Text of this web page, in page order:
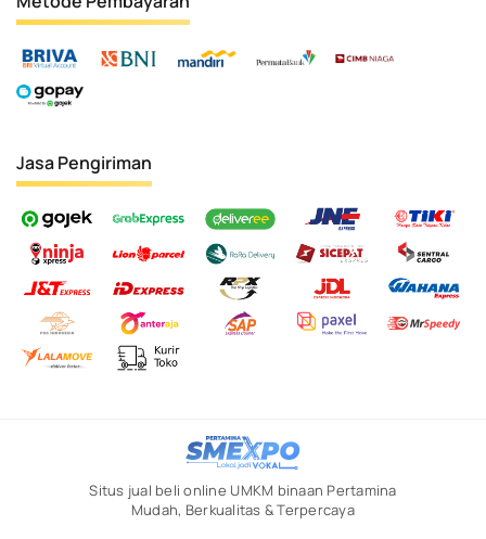
Jasa Pengiriman
Situs jual beli online UMKM binaan Pertamina
Mudah, Berkualitas & Terpercaya